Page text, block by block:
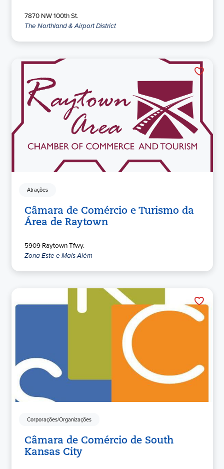
7870 NW 100th St.
The Northland & Airport District
Atrações
Câmara de Comércio e Turismo da
Área de Raytown
5909 Raytown Tfwy.
Zona Este e Mais Além
Corporações/Organizações
Câmara de Comércio de South
Kansas City